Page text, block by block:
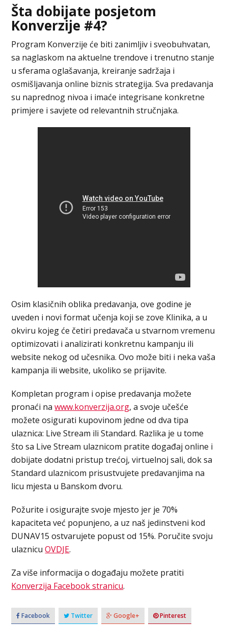
Šta dobijate posjetom
Konverzije #4?
Program Konverzije će biti zanimljiv i sveobuhvatan,
sa naglaskom na aktuelne trendove i trenutno stanje
u sferama oglašavanja, kreiranje sadržaja i
osmišljavanja online biznis strategija. Sva predavanja
su naprednog nivoa i imaće integrisane konkretne
primjere i savjete od relevantnih stručnjaka.
Osim klasičnih oblika predavanja, ove godine je
uveden i novi format učenja koji se zove Klinika, a u
okviru kojeg će četiri predavača u stvarnom vremenu
optimizovati i analizirati konkretnu kampanju ili
website nekog od učesnika. Ovo može biti i neka vaša
kampanja ili website, ukoliko se prijavite.
Kompletan program i opise predavanja možete
pronaći nawww.konverzija.org, a svoje učešće
možete osigurati kupovinom jedne od dva tipa
ulaznica: Live Stream ili Standard. Razlika je u tome
što sa Live Stream ulaznicom pratite događaj online i
dobijate dodatni pristup trećoj, virtuelnoj sali, dok sa
Standard ulaznicom prisustvujete predavanjima na
licu mjesta u Banskom dvoru.
Požurite i osigurajte svoje mjesto jer je 70%
kapaciteta već popunjeno, a uz naš jedinstveni kod
DUNAV15 ostvarujete popust od 15%. Poručite svoju
ulaznicuOVDJE.
Za više informacija o događaju možete pratiti
Konverzija Facebook stranicu.
Facebook Twitter Google+ Pinterest